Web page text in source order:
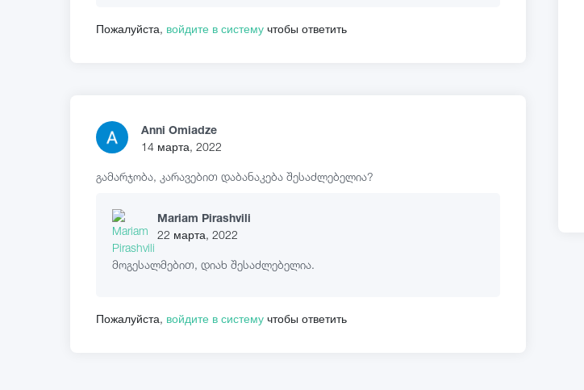
Пожалуйста, войдите в систему чтобы ответить
Anni Omiadze
14 марта, 2022
გამარჯობა, კარავებით დაბანაკება შესაძლებელია?
Mariam Pirashvili
22 марта, 2022
მოგესალმებით, დიახ შესაძლებელია.
Пожалуйста, войдите в систему чтобы ответить